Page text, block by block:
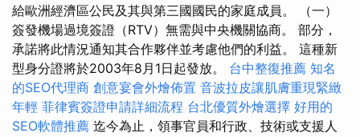
給歐洲經濟區公民及其與第三國國民的家庭成員。 （一）
簽發機場過境簽證（RTV）無需與中央機關協商。 部分，
承諾將此情況通知其合作夥伴並考慮他們的利益。 這種新
型身分證將於2003年8月1日起發放。 台中整復推薦 知名
的SEO代理商 創意宴會外燴佈置 音波拉皮讓肌膚重現緊緻
年輕 菲律賓簽證申請詳細流程 台北優質外燴選擇 好用的
SEO軟體推薦 迄今為止，領事官員和行政、技術或支援人